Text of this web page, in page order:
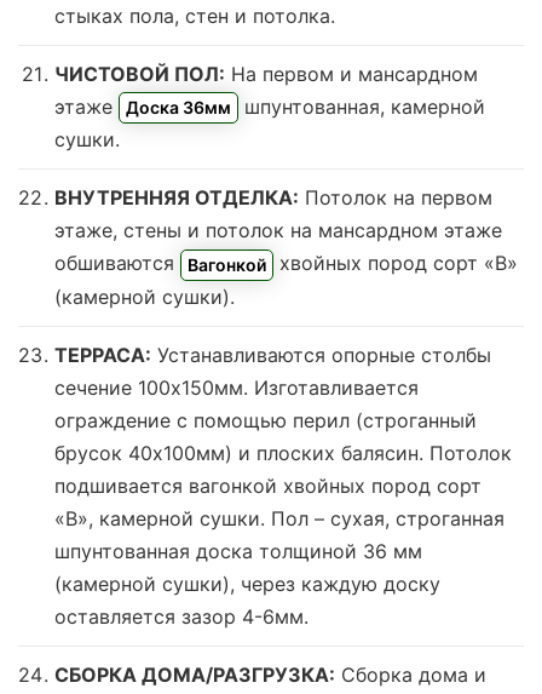
стыках пола, стен и потолка.
ЧИСТОВОЙ ПОЛ: На первом и мансардном
этаже
Доска 36мм
шпунтованная, камерной
сушки.
ВНУТРЕННЯЯ ОТДЕЛКА: Потолок на первом
этаже, стены и потолок на мансардном этаже
обшиваются
Вагонкой
хвойных пород сорт «В»
(камерной сушки).
ТЕРРАСА: Устанавливаются опорные столбы
сечение 100х150мм. Изготавливается
ограждение с помощью перил (строганный
брусок 40х100мм) и плоских балясин. Потолок
подшивается вагонкой хвойных пород сорт
«В», камерной сушки. Пол – сухая, строганная
шпунтованная доска толщиной 36 мм
(камерной сушки), через каждую доску
оставляется зазор 4-6мм.
СБОРКА ДОМА/РАЗГРУЗКА: Сборка дома и